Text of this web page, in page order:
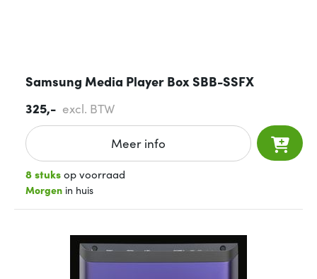
Samsung Media Player Box SBB-SSFX
325,- excl. BTW
Meer info
8 stuksop voorraad
Morgen in huis